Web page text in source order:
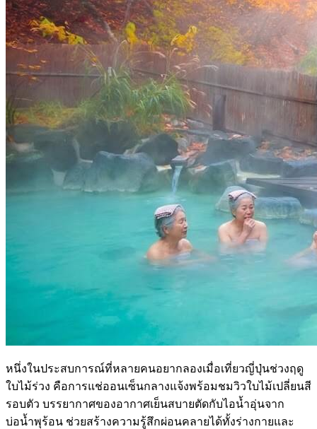
หนึ่งในประสบการณ์ที่หลายคนอยากลองเมื่อเที่ยวญี่ปุ่นช่วงฤดู
ใบไม้ร่วง คือการแช่ออนเซ็นกลางแจ้งพร้อมชมวิวใบไม้เปลี่ยนสี
รอบตัว บรรยากาศของอากาศเย็นสบายตัดกับไอน้ำอุ่นจาก
บ่อน้ำพุร้อน ช่วยสร้างความรู้สึกผ่อนคลายได้ทั้งร่างกายและ